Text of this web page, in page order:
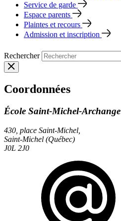
Service de garde
Espace parents
Plaintes et recours
Admission et inscription
Rechercher
Coordonnées
École Saint-Michel-Archange
430, place Saint-Michel,
Saint-Michel (Québec)
J0L 2J0